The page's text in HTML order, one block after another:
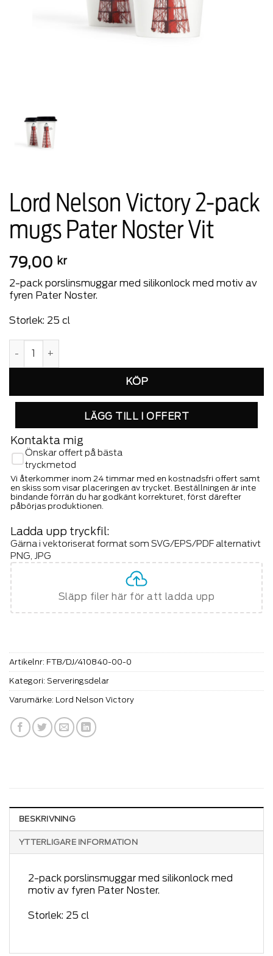
Lord Nelson Victory 2-pack
mugs Pater Noster Vit
79,00 kr
2-pack porslinsmuggar med silikonlock med motiv av
fyren Pater Noster.
Storlek: 25 cl
Kontakta mig
Önskar offert på bästa
tryckmetod
Vi återkommer inom 24 timmar med en kostnadsfri offert samt
en skiss som visar placeringen av trycket. Beställningen är inte
bindande förrän du har godkänt korrekturet, först därefter
påbörjas produktionen.
Ladda upp tryckfil:
Gärna i vektoriserat format som SVG/EPS/PDF alternativt
PNG, JPG
Släpp filer här för att ladda upp
LÄGG TILL I OFFERT
Artikelnr: FTB/DJ/410840-00-0
Kategori: Serveringsdelar
Varumärke: Lord Nelson Victory
BESKRIVNING
YTTERLIGARE INFORMATION
2-pack porslinsmuggar med silikonlock med
motiv av fyren Pater Noster.
Storlek: 25 cl